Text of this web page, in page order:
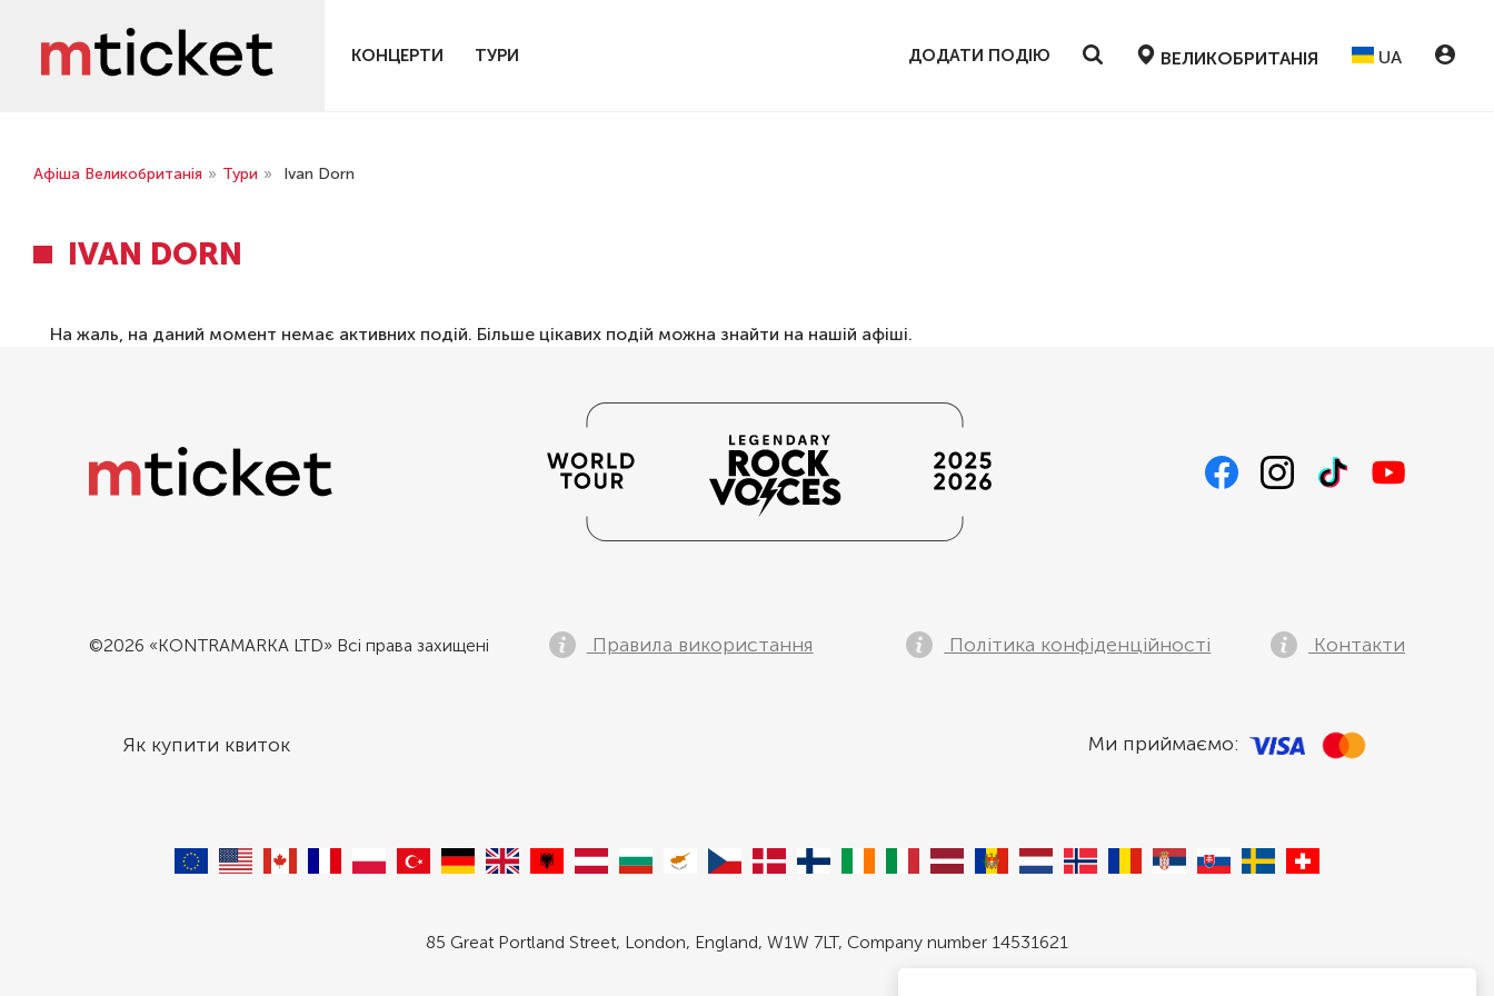
КОНЦЕРТИ ТУРИ ДОДАТИ ПОДІЮ ВЕЛИКОБРИТАНІЯ UA
Афіша Великобританія » Тури » Ivan Dorn
IVAN DORN
На жаль, на даний момент немає активних подій. Більше цікавих подій можна знайти на нашій афіші.
©2026 «KONTRAMARKA LTD» Всі права захищені Правила використання Політика конфіденційності Контакти
Як купити квиток Ми приймаємо:
85 Great Portland Street, London, England, W1W 7LT, Company number 14531621